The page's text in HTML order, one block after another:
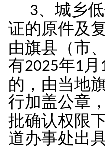
3、城乡
证的原件及
由旗县（市
有2025年1 月
的，由当地
行加盖公章
批确认权限
道办事处出